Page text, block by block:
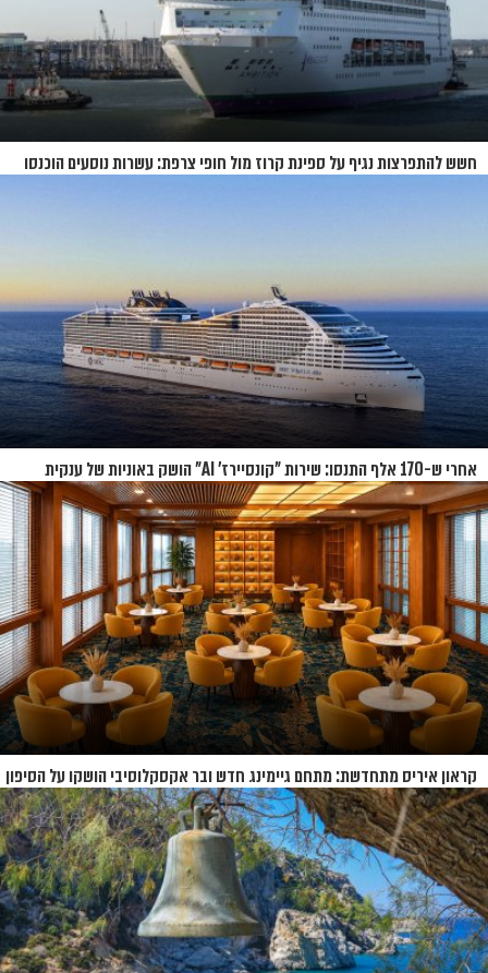
חשש להתפרצות נגיף על ספינת קרוז מול חופי צרפת: עשרות נוסעים הוכנסו
אחרי ש-170 אלף התנסו: שירות "קונסיירז' AI" הושק באוניות של ענקית
הקרוזים
קראון איריס מתחדשת: מתחם גיימינג חדש ובר אקסקלוסיבי הושקו על הסיפון